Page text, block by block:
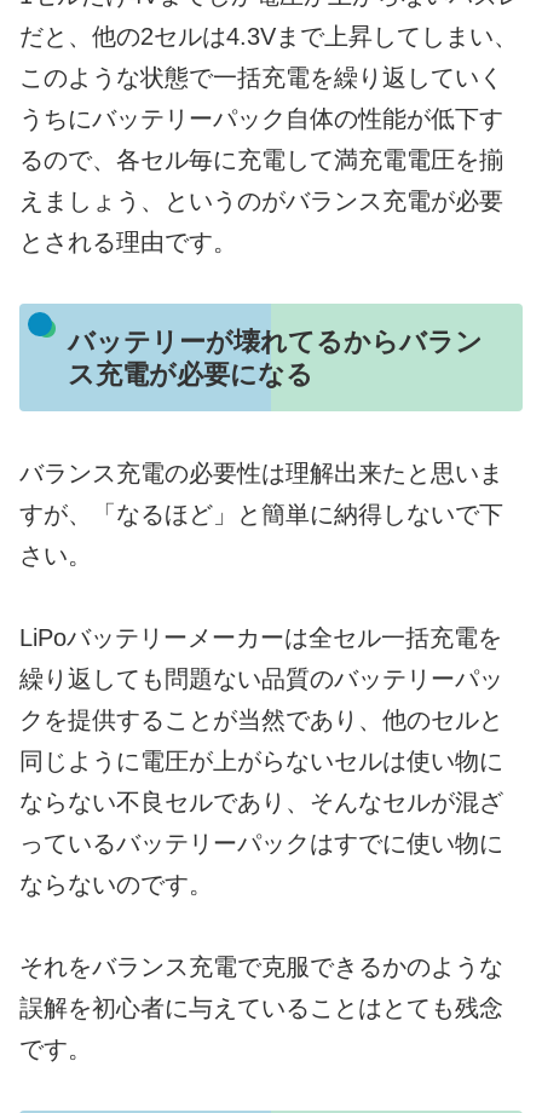
だと、他の2セルは4.3Vまで上昇してしまい、
このような状態で一括充電を繰り返していく
うちにバッテリーパック自体の性能が低下す
るので、各セル毎に充電して満充電電圧を揃
えましょう、というのがバランス充電が必要
とされる理由です。
バッテリーが壊れてるからバラン
ス充電が必要になる
バランス充電の必要性は理解出来たと思いま
すが、「なるほど」と簡単に納得しないで下
さい。
LiPoバッテリーメーカーは全セル一括充電を
繰り返しても問題ない品質のバッテリーパッ
クを提供することが当然であり、他のセルと
同じように電圧が上がらないセルは使い物に
ならない不良セルであり、そんなセルが混ざ
っているバッテリーパックはすでに使い物に
ならないのです。
それをバランス充電で克服できるかのような
誤解を初心者に与えていることはとても残念
です。